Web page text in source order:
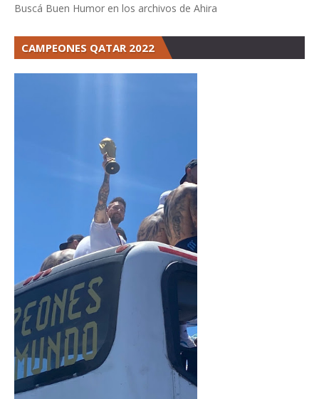
Buscá Buen Humor en los archivos de Ahira
CAMPEONES QATAR 2022